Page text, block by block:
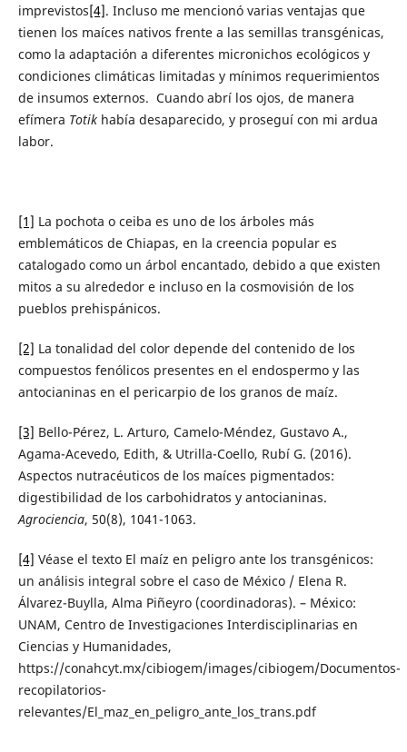
imprevistos[4]. Incluso me mencionó varias ventajas que
tienen los maíces nativos frente a las semillas transgénicas,
como la adaptación a diferentes micronichos ecológicos y
condiciones climáticas limitadas y mínimos requerimientos
de insumos externos. Cuando abrí los ojos, de manera
efímera Totikhabía desaparecido, y proseguí con mi ardua
labor.
[1] La pochota o ceiba es uno de los árboles más
emblemáticos de Chiapas, en la creencia popular es
catalogado como un árbol encantado, debido a que existen
mitos a su alrededor e incluso en la cosmovisión de los
pueblos prehispánicos.
[2] La tonalidad del color depende del contenido de los
compuestos fenólicos presentes en el endospermo y las
antocianinas en el pericarpio de los granos de maíz.
[3] Bello-Pérez, L. Arturo, Camelo-Méndez, Gustavo A.,
Agama-Acevedo, Edith, & Utrilla-Coello, Rubí G. (2016).
Aspectos nutracéuticos de los maíces pigmentados:
digestibilidad de los carbohidratos y antocianinas.
Agrociencia, 50(8), 1041-1063.
[4] Véase el texto El maíz en peligro ante los transgénicos:
un análisis integral sobre el caso de México / Elena R.
Álvarez-Buylla, Alma Piñeyro (coordinadoras). – México:
UNAM, Centro de Investigaciones Interdisciplinarias en
Ciencias y Humanidades,
https://conahcyt.mx/cibiogem/images/cibiogem/Documentos-
recopilatorios-
relevantes/El_maz_en_peligro_ante_los_trans.pdf